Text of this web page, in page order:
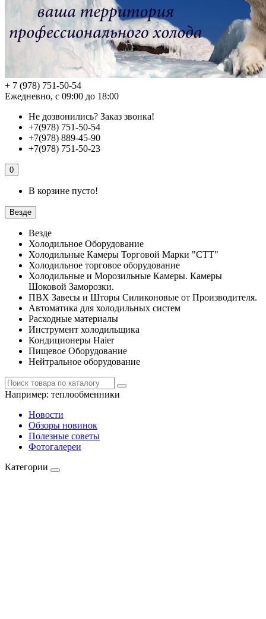
+ 7 (978) 751-50-54
Ежедневно, с 09:00 до 18:00
Не дозвонились? Заказ звонка!
+7(978) 751-50-54
+7(978) 889-45-90
+7(978) 751-50-23
0
В корзине пусто!
Везде
Везде
Холодильное Оборудование
Холодильные Камеры Торговой Марки "СТТ"
Холодильное торговое оборудование
Холодильные и Морозильные Камеры. Камеры
Шоковой Заморозки.
ПВХ Завесы и Шторы Силиконовые от Производителя.
Автоматика для холодильных систем
Расходные материалы
Инструмент холодильщика
Кондиционеры Haier
Пищевое Оборудование
Нейтральное оборудование
Например: теплообменники
Новости
Обзоры новинок
Полезные советы
Фотогалереи
Категории